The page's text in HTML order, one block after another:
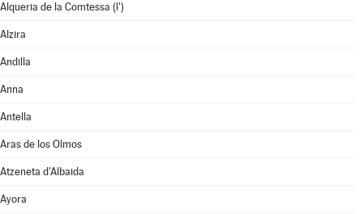
Alqueria de la Comtessa (l')
Alzira
Andilla
Anna
Antella
Aras de los Olmos
Atzeneta d'Albaida
Ayora